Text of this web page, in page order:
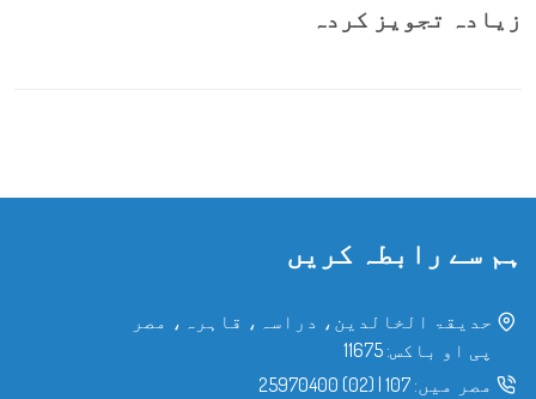
زیادہ تجویز کردہ
ہم سے رابطہ کریں
حدیقۃ الخالدین، دراسہ، قاہرہ، مصر
پی او باکس: 11675
مصر میں: 107
|
(02) 25970400